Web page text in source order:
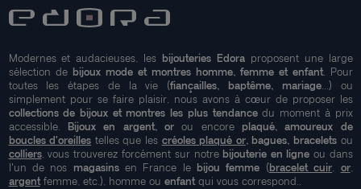
Modernes et audacieuses, les bijouteries Edoraproposent une large
sélection de bijoux mode et montres homme, femme et enfant. Pour
toutes les étapes de la vie (fiançailles, baptême, mariage...) ou
simplement pour se faire plaisir, nous avons à cœur de proposer les
collections de bijoux et montres les plus tendancedu moment à prix
accessible. Bijoux en argent, orou encore plaqué, amoureux de
boucles d'oreilles telles que les créoles plaqué or, bagues, braceletsou
colliers, vous trouverez forcément sur notre bijouterie en ligne ou dans
l'un de nos magasinsen France le bijou femme (bracelet cuir or,
argentfemme, etc.), homme ou enfantqui vous correspond..